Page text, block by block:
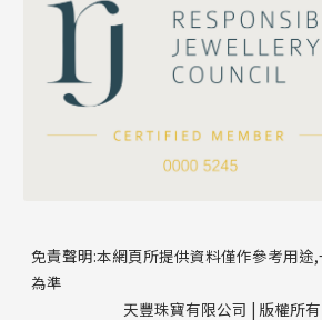
聯絡電話
免責聲明:本網頁所提供資料僅作參考用途
為準
天豐珠寶有限公司 | 版權所